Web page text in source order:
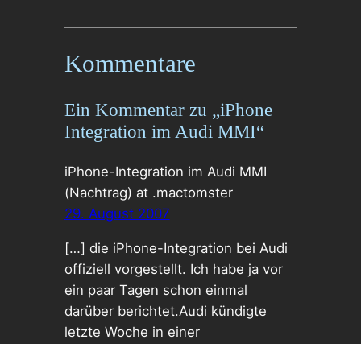
Kommentare
Ein Kommentar zu „iPhone
Integration im Audi MMI“
iPhone-Integration im Audi MMI
(Nachtrag) at .mactomster
29. August 2007
[…] die iPhone-Integration bei Audi
offiziell vorgestellt. Ich habe ja vor
ein paar Tagen schon einmal
darüber berichtet.Audi kündigte
letzte Woche in einer